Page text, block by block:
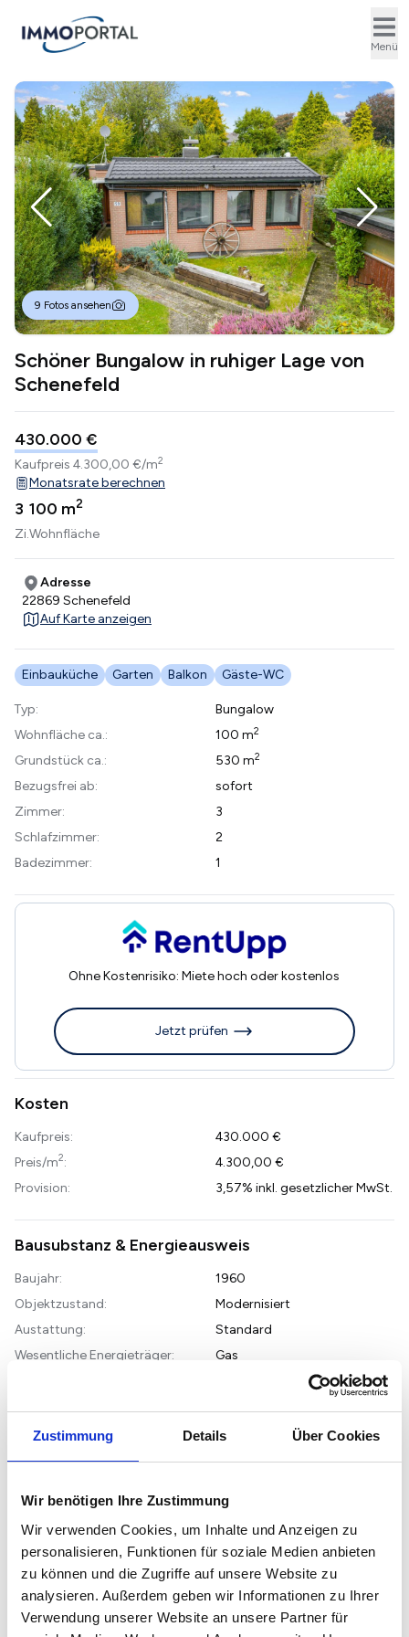
Zustimmung Details Über Cookies
Wir benötigen Ihre Zustimmung
Wir verwenden Cookies, um Inhalte und Anzeigen zu
personalisieren, Funktionen für soziale Medien anbieten
zu können und die Zugriffe auf unsere Website zu
analysieren. Außerdem geben wir Informationen zu Ihrer
Verwendung unserer Website an unsere Partner für
Menü
9 Fotos ansehen
Schöner Bungalow in ruhiger Lage von
Schenefeld
430.000 €
Kaufpreis 4.300,00 €/m2
Monatsrate berechnen
3
Zi.
100 m2
Wohnfläche
Adresse
22869 Schenefeld
Auf Karte anzeigen
Einbauküche Garten Balkon Gäste-WC
Typ:
Bungalow
Wohnfläche ca.:
100 m2
Grundstück ca.: 530 m2
Bezugsfrei ab:
sofort
Zimmer:
3
Schlafzimmer:
2
Badezimmer:
1
Ohne Kostenrisiko: Miete hoch oder kostenlos
Jetzt prüfen
Kosten
Kaufpreis:
430.000 €
Preis/m2:
4.300,00 €
Provision:
3,57% inkl. gesetzlicher MwSt.
Bausubstanz & Energieausweis
Baujahr:
1960
Objektzustand:
Modernisiert
Austattung:
Standard
Wesentliche Energieträger:
Gas
Endenergiebedarf:
308,90 kWh/(m2*a)
Energieklasse:
Objektbeschreibung
Bei dem angebotenen Objekt handelt es sich um einen solide
errichteten Flachdachbungalow aus dem Baujahr 1960, der sich
auf einem großzügigen Grundstück mit ca. 530 m² befindet.
Das Gebäude wurde in Massivbauweise errichtet und verfügt
über eine Gesamtwohnfläche von ca. 100 m², die sich